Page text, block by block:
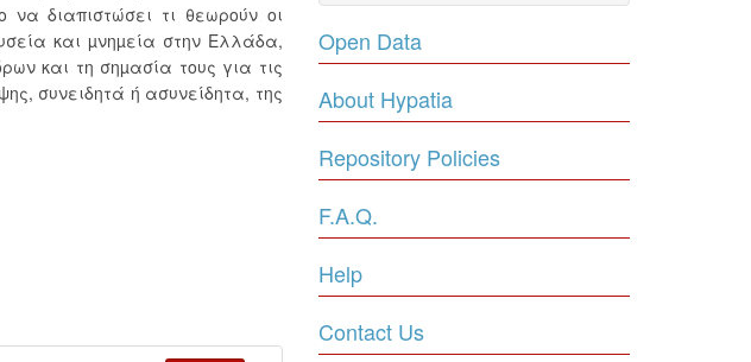
να διαπιστώσει τι θεωρούν οι
και µνηµεία στην Ελλάδα,
και τη σηµασία τους για τις
συνειδητά ή ασυνείδητα, της
Open Data
About Hypatia
Repository Policies
F.A.Q.
Help
Contact Us